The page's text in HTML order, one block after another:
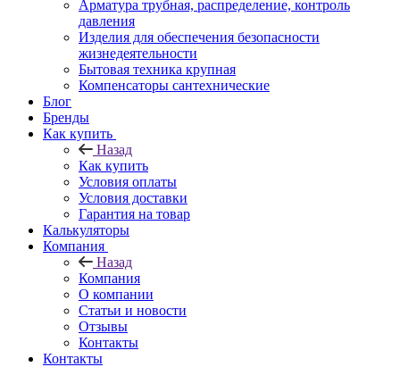
Арматура трубная, распределение, контроль
давления
Изделия для обеспечения безопасности
жизнедеятельности
Бытовая техника крупная
Компенсаторы сантехнические
Блог
Бренды
Как купить
Назад
Как купить
Условия оплаты
Условия доставки
Гарантия на товар
Калькуляторы
Компания
Назад
Компания
О компании
Статьи и новости
Отзывы
Контакты
Контакты